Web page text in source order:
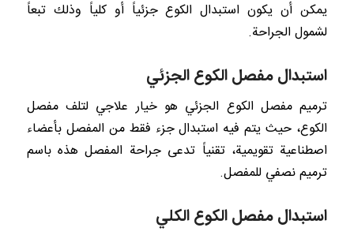
يمكن أن يكون استبدال الكوع جزئياً أو كلياً وذلك تبعاً
لشمول الجراحة.
استبدال مفصل الكوع الجزئي
ترميم مفصل الكوع الجزئي هو خيار علاجي لتلف مفصل
الكوع، حيث يتم فيه استبدال جزء فقط من المفصل بأعضاء
اصطناعية تقويمية، تقنياً تدعى جراحة المفصل هذه باسم
ترميم نصفي للمفصل.
استبدال مفصل الكوع الكلي